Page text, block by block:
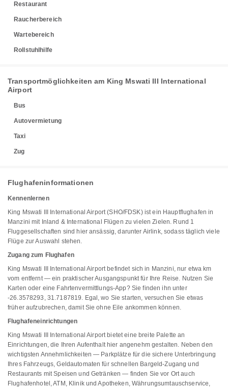
Restaurant
Raucherbereich
Wartebereich
Rollstuhlhilfe
Transportmöglichkeiten am King Mswati III International
Airport
Bus
Autovermietung
Taxi
Zug
Flughafeninformationen
Kennenlernen
King Mswati III International Airport (SHO/FDSK) ist ein Hauptflughafen in
Manzini mit Inland & International Flügen zu vielen Zielen. Rund 1
Fluggesellschaften sind hier ansässig, darunter Airlink, sodass täglich viele
Flüge zur Auswahl stehen.
Zugang zum Flughafen
King Mswati III International Airport befindet sich in Manzini, nur etwa km
vom entfernt — ein praktischer Ausgangspunkt für Ihre Reise. Nutzen Sie
Karten oder eine Fahrtenvermittlungs-App? Sie finden ihn unter
-26.3578293, 31.7187819. Egal, wo Sie starten, versuchen Sie etwas
früher aufzubrechen, damit Sie ohne Eile ankommen können.
Flughafeneinrichtungen
King Mswati III International Airport bietet eine breite Palette an
Einrichtungen, die Ihren Aufenthalt hier angenehm gestalten. Neben den
wichtigsten Annehmlichkeiten — Parkplätze für die sichere Unterbringung
Ihres Fahrzeugs, Geldautomaten für schnellen Bargeld-Zugang und
Restaurants mit Speisen und Getränken — finden Sie vor Ort auch
Flughafenhotel, ATM, Klinik und Apotheken, Währungsumtauschservice,